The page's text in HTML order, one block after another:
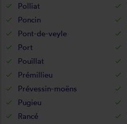
Polliat
Poncin
Pont-de-veyle
Port
Pouillat
Prémillieu
Prévessin-moëns
Pugieu
Rancé